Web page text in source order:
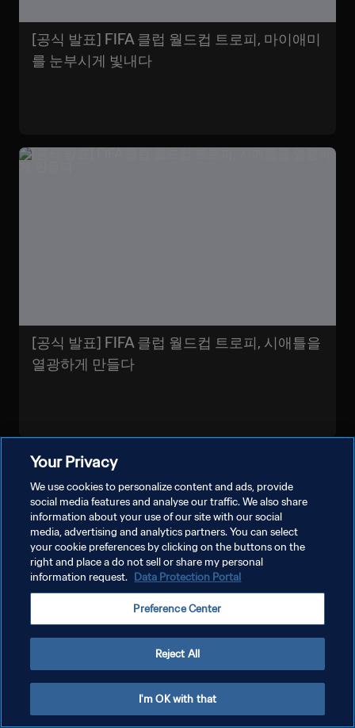
[공식 발표] FIFA 클럽 월드컵 트로피, 마이애미
를 눈부시게 빛내다
[공식 발표] FIFA 클럽 월드컵 트로피, 시애틀을
열광하게 만들다
개인정보 보호정책
쿠키 기본 설정 관리
Copyright © 1994 - 2026 FIFA. All rights reserved.
Your Privacy
We use cookies to personalize content and ads, provide
social media features and analyse our traffic. We also share
information about your use of our site with our social
media, advertising and analytics partners. You can select
your cookie preferences by clicking on the buttons on the
right and place a do not sell or share my personal
information request. Data Protection Portal
Preference Center
Reject All
I'm OK with that